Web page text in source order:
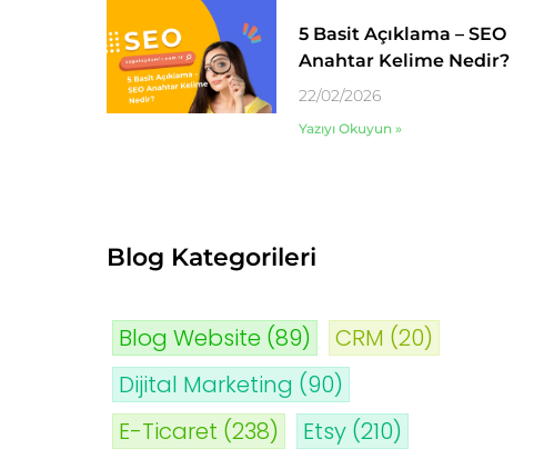
5 Basit Açıklama – SEO
Anahtar Kelime Nedir?
22/02/2026
Yazıyı Okuyun »
Blog Kategorileri
Blog Website (89) CRM (20)
Dijital Marketing (90)
E-Ticaret (238) Etsy (210)